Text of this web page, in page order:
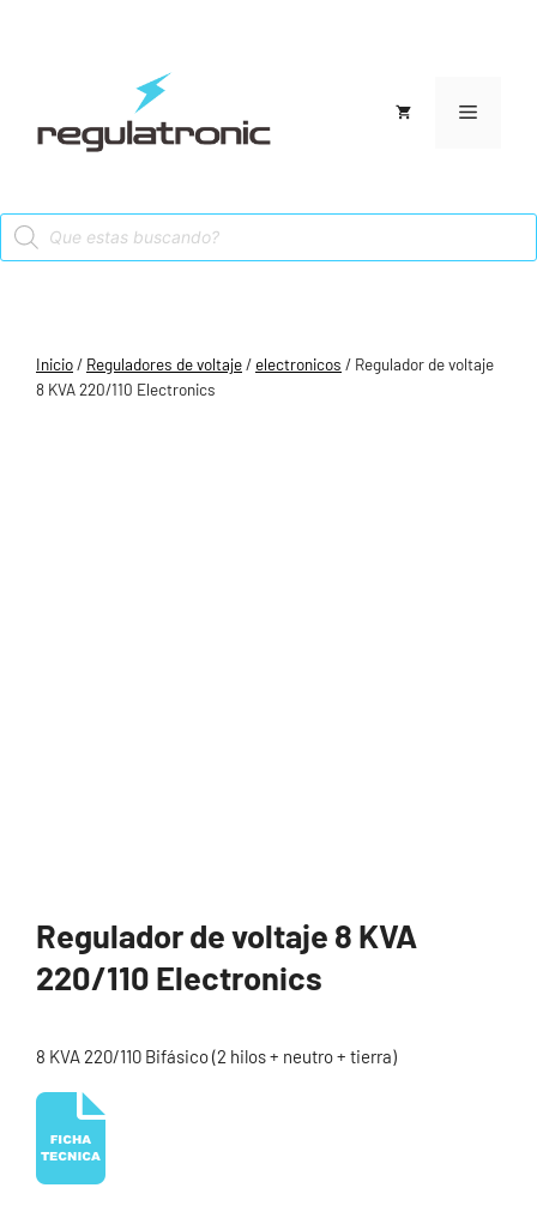
Menú
Products
search
Inicio/ Reguladores de voltaje/electronicos / Regulador de voltaje
8 KVA 220/110 Electronics
Regulador de voltaje 8 KVA
220/110 Electronics
8 KVA 220/110 Bifásico (2 hilos + neutro + tierra)